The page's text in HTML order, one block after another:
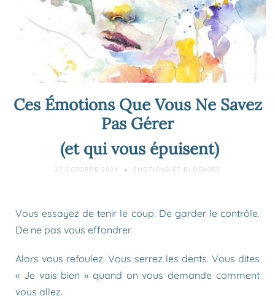
Ces Émotions Que Vous Ne Savez
Pas Gérer
(et qui vous épuisent)
27 OCTOBRE 2024 ÉMOTIONS ET BLOCAGES
Vous essayez de tenir le coup. De garder le contrôle.
De ne pas vous effondrer.
Alors vous refoulez. Vous serrez les dents. Vous dites
« Je vais bien » quand on vous demande comment
vous allez.